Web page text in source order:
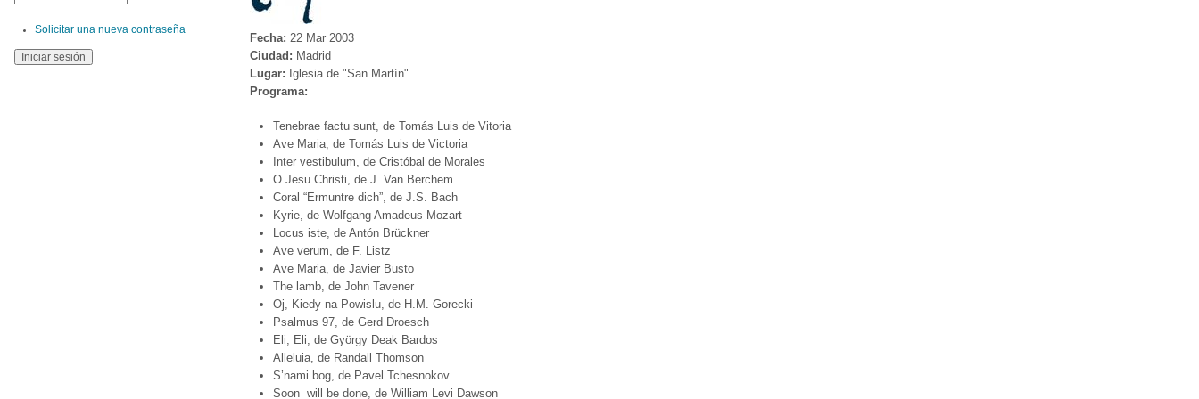
Fecha: 22 Mar 2003
Ciudad: Madrid
Lugar: Iglesia de "San Martín"
Programa:
Tenebrae factu sunt, de Tomás Luis de Vitoria
Ave Maria, de Tomás Luis de Victoria
Inter vestibulum, de Cristóbal de Morales
O Jesu Christi, de J. Van Berchem
Coral “Ermuntre dich”, de J.S. Bach
Kyrie, de Wolfgang Amadeus Mozart
Locus iste, de Antón Brückner
Ave verum, de F. Listz
Ave Maria, de Javier Busto
The lamb, de John Tavener
Oj, Kiedy na Powislu, de H.M. Gorecki
Psalmus 97, de Gerd Droesch
Eli, Eli, de György Deak Bardos
Alleluia, de Randall Thomson
S’nami bog, de Pavel Tchesnokov
Soon will be done, de William Levi Dawson
Solicitar una nueva contraseña